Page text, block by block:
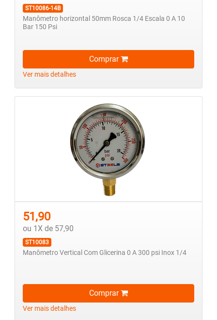
ST10086-14B
Manômetro horizontal 50mm Rosca 1/4 Escala 0 A 10
Bar 150 Psi
Comprar
Ver mais detalhes
51,90
ou 1X de 57,90
ST10083
Manômetro Vertical Com Glicerina 0 A 300 psi Inox 1/4
Comprar
Ver mais detalhes